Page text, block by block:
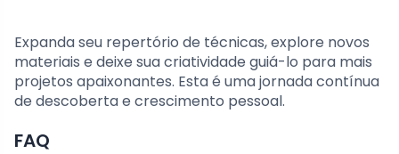
Expanda seu repertório de técnicas, explore novos
materiais e deixe sua criatividade guiá-lo para mais
projetos apaixonantes. Esta é uma jornada contínua
de descoberta e crescimento pessoal.
FAQ